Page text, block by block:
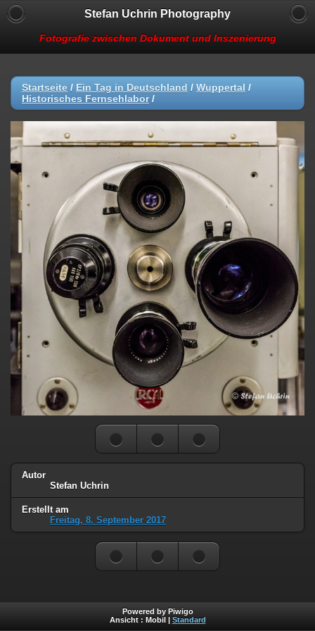
Stefan Uchrin Photography
Fotografie zwischen Dokument und Inszenierung
Startseite / Ein Tag in Deutschland / Wuppertal /
Historisches Fernsehlabor/
Autor
Stefan Uchrin
Erstellt am
Freitag, 8. September 2017
Powered by Piwigo
Ansicht : Mobil Standard